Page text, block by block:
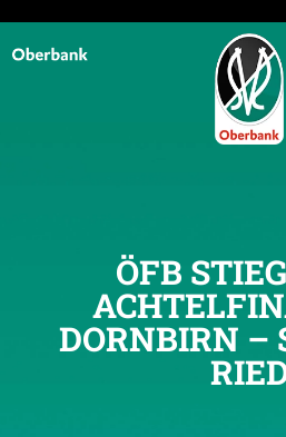
ÖFB
DORNBIRN –